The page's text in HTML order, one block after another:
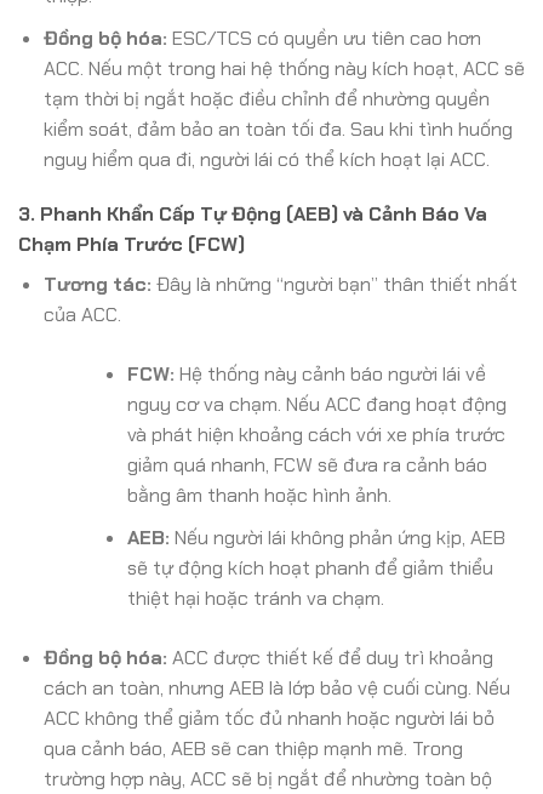
Đồng bộ hóa: ESC/TCS có quyền ưu tiên cao hơn
ACC. Nếu một trong hai hệ thống này kích hoạt, ACC sẽ
tạm thời bị ngắt hoặc điều chỉnh để nhường quyền
kiểm soát, đảm bảo an toàn tối đa. Sau khi tình huống
nguy hiểm qua đi, người lái có thể kích hoạt lại ACC.
3. Phanh Khẩn Cấp Tự Động (AEB) và Cảnh Báo Va
Chạm Phía Trước (FCW)
Tương tác: Đây là những “người bạn” thân thiết nhất
của ACC.
FCW: Hệ thống này cảnh báo người lái về
nguy cơ va chạm. Nếu ACC đang hoạt động
và phát hiện khoảng cách với xe phía trước
giảm quá nhanh, FCW sẽ đưa ra cảnh báo
bằng âm thanh hoặc hình ảnh.
AEB: Nếu người lái không phản ứng kịp, AEB
sẽ tự động kích hoạt phanh để giảm thiểu
thiệt hại hoặc tránh va chạm.
Đồng bộ hóa: ACC được thiết kế để duy trì khoảng
cách an toàn, nhưng AEB là lớp bảo vệ cuối cùng. Nếu
ACC không thể giảm tốc đủ nhanh hoặc người lái bỏ
qua cảnh báo, AEB sẽ can thiệp mạnh mẽ. Trong
trường hợp này, ACC sẽ bị ngắt để nhường toàn bộ